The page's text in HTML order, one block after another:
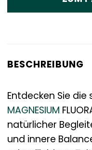
BESCHREIBUNG
Entdecken Sie
MAGNESIUM
natürlicher
und innere